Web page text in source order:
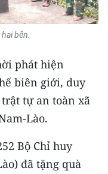
bên.
phát hiện
biên giới, duy
tự an toàn xã
Lào.
Bộ Chỉ huy
đã tặng quà